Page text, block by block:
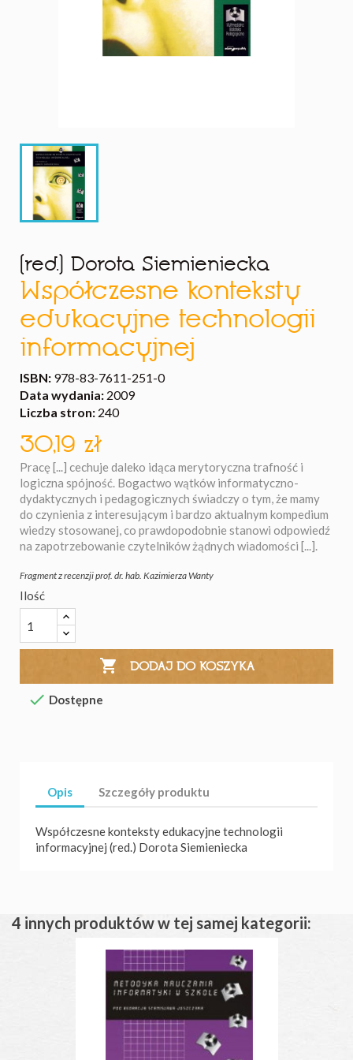
(red.) Dorota Siemieniecka
Współczesne konteksty
edukacyjne technologii
informacyjnej
ISBN: 978-83-7611-251-0
Data wydania: 2009
Liczba stron: 240
30,19 zł
Pracę [...] cechuje daleko idąca merytoryczna trafność i
logiczna spójność. Bogactwo wątków informatyczno-
dydaktycznych i pedagogicznych świadczy o tym, że mamy
do czynienia z interesującym i bardzo aktualnym kompedium
wiedzy stosowanej, co prawdopodobnie stanowi odpowiedź
na zapotrzebowanie czytelników żądnych wiadomości [...].
Fragment z recenzji prof. dr. hab. Kazimierza Wanty
Ilość
 DODAJ DO KOSZYKA
 Dostępne
Opis Szczegóły produktu
Współczesne konteksty edukacyjne technologii
informacyjnej (red.) Dorota Siemieniecka
4 innych produktów w tej samej kategorii: